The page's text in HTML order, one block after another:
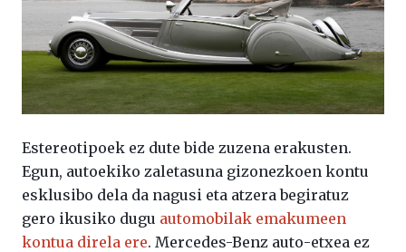
Estereotipoek ez dute bide zuzena erakusten.
Egun, autoekiko zaletasuna gizonezkoen kontu
esklusibo dela da nagusi eta atzera begiratuz
gero ikusiko dugu automobilak emakumeen
kontua direla ere. Mercedes-Benz auto-etxea ez